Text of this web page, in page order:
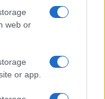
web or
or app.